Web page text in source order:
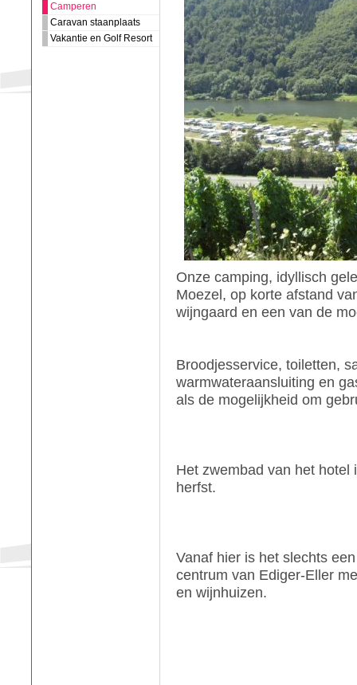
Camperen
Caravan staanplaats
Vakantie en Golf Resort
Onze camping, idyllisch
Moezel, op korte afstand
wijngaard en een van de
Broodjesservice, toiletten,
warmwateraansluiting en
als de mogelijkheid om
Het zwembad van het
herfst.
Vanaf hier is het slechts
centrum van Ediger-Eller
en wijnhuizen.